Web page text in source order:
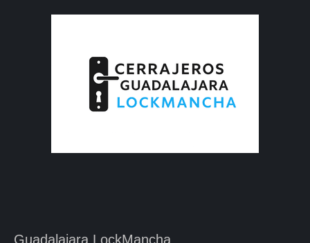
Guadalajara LockMancha